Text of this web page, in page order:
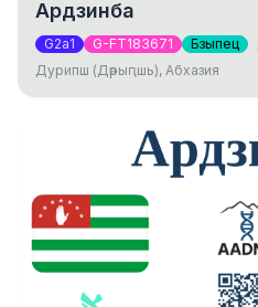
Ардзинба
G2a1 G-FT183671 Бзыпец
Дурипш (Дәрыԥшь), Абхазия